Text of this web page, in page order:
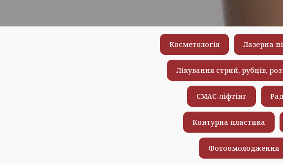
Косметологія Лазерна
Лікування стрий, рубців,
СМАС-ліфтінг
Контурна пластика
Фотоомолодження